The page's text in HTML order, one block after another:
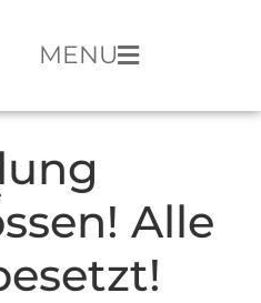
MENU
Alle